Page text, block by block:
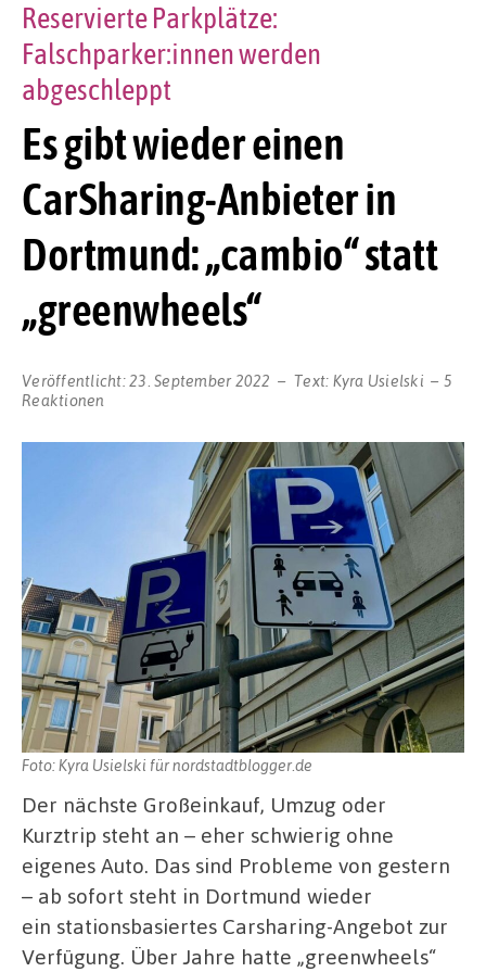
Es gibt wieder einen
CarSharing-Anbieter in
Dortmund: „cambio“ statt
„greenwheels“
Reservierte Parkplätze:
Falschparker:innen werden
abgeschleppt
Veröffentlicht:23. September 2022 Text: Kyra Usielski
5
Reaktionen
Foto: Kyra Usielski für nordstadtblogger.de
Der nächste Großeinkauf, Umzug oder
Kurztrip steht an – eher schwierig ohne
eigenes Auto. Das sind Probleme von gestern
– ab sofort steht in Dortmund wieder
ein stationsbasiertes Carsharing-Angebot zur
Verfügung. Über Jahre hatte „greenwheels“